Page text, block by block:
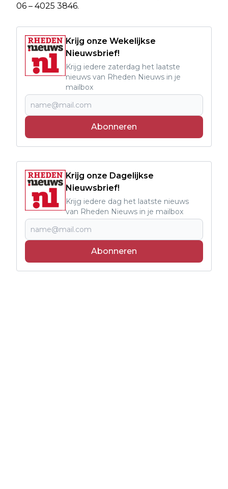
06 – 4025 3846.
Krijg onze Wekelijkse
Nieuwsbrief!
Krijg iedere zaterdag het laatste
nieuws van Rheden Nieuws in je
mailbox
Abonneren
Krijg onze Dagelijkse
Nieuwsbrief!
Krijg iedere dag het laatste nieuws
van Rheden Nieuws in je mailbox
Abonneren